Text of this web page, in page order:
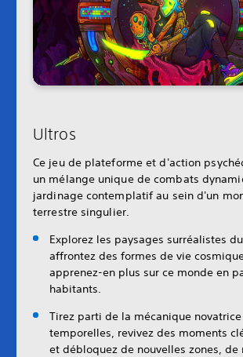
Ultros
Ce jeu de plateforme et d'action
un mélange unique de combats
jardinage contemplatif au sein d'un
terrestre singulier.
Explorez les paysages surréalistes
affrontez des formes de vie
apprenez-en plus sur ce monde en
habitants.
Tirez parti de la mécanique
temporelles, revivez des moments
et débloquez de nouvelles zones, de